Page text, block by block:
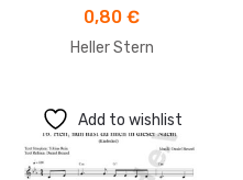
0,80 €
Heller Stern
Add to wishlist